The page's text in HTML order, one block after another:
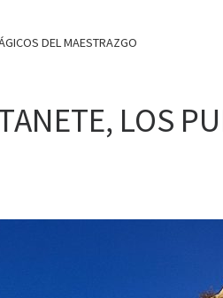
DEL MAESTRAZGO
LOS